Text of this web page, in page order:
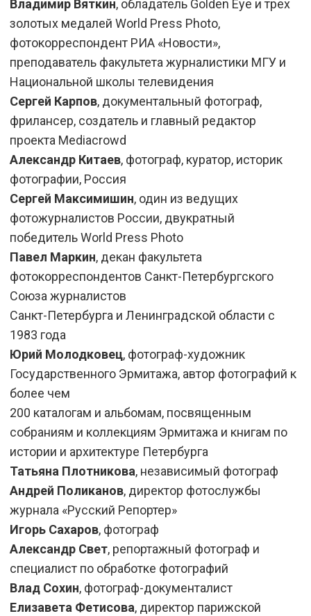
Владимир Вяткин, обладатель Golden Eye и трех
золотых медалей World Press Photo,
фотокорреспондент РИА «Новости»,
преподаватель факультета журналистики МГУ и
Национальной школы телевидения
Сергей Карпов, документальный фотограф,
фрилансер, создатель и главный редактор
проекта Mediacrowd
Александр Китаев, фотограф, куратор, историк
фотографии, Россия
Сергей Максимишин, один из ведущих
фотожурналистов России, двукратный
победитель World Press Photo
Павел Маркин, декан факультета
фотокорреспондентов Санкт-Петербургского
Союза журналистов
Санкт-Петербурга и Ленинградской области с
1983 года
Юрий Молодковец, фотограф-художник
Государственного Эрмитажа, автор фотографий к
более чем
200 каталогам и альбомам, посвященным
собраниям и коллекциям Эрмитажа и книгам по
истории и архитектуре Петербурга
Татьяна Плотникова, независимый фотограф
Андрей Поликанов, директор фотослужбы
журнала «Русский Репортер»
Игорь Сахаров, фотограф
Александр Свет, репортажный фотограф и
специалист по обработке фотографий
Влад Сохин, фотограф-документалист
Елизавета Фетисова, директор парижской